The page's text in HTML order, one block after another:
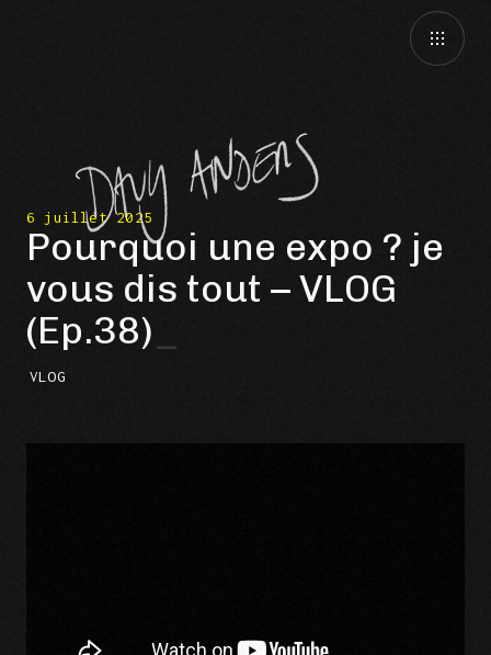
6 juillet 2025
Pourquoi une expo ? je
vous dis tout – VLOG
(Ep.38)
VLOG